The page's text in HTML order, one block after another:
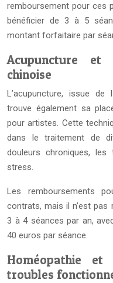
remboursement pour ces
bénéficier de 3 à 5
montant forfaitaire par
Acupuncture et
chinoise
L’acupuncture, issue de
trouve également sa
pour artistes. Cette
dans le traitement de
douleurs chroniques,
stress.
Les remboursements
contrats, mais il n’est
3 à 4 séances par an,
40 euros par séance.
Homéopathie
troubles